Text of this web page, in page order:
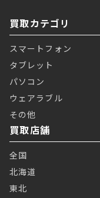
買取カテゴリ
スマートフォン
タブレット
パソコン
ウェアラブル
その他
買取店舗
全国
北海道
東北